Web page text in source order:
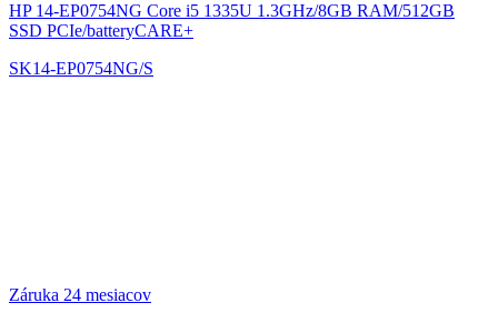
HP 14-EP0754NG Core i5 1335U 1.3GHz/8GB RAM/512GB
SSD PCIe/batteryCARE+
SK14-EP0754NG/S
Záruka 24 mesiacov